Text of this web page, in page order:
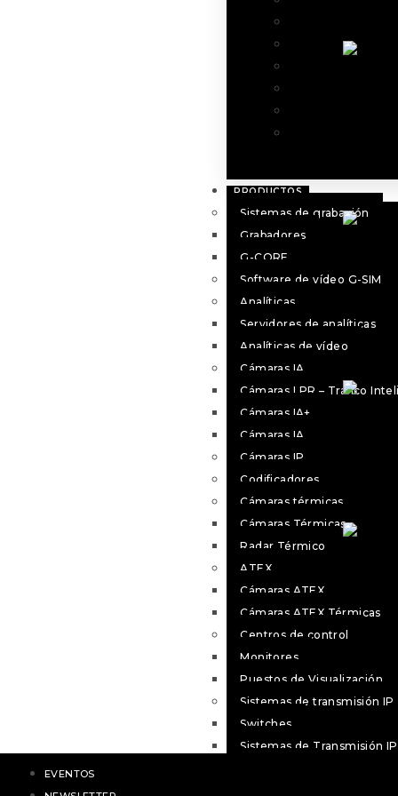
Centro
PRODUCTOS
Sistemas de grabación
Grabadores
G-CORE
Software de vídeo G-SIM
Analíticas
Servidores de analíticas
Analíticas de vídeo
Cámaras IA
Cámaras LPR – Tráfico
Cámaras IA+
Cámaras IA
Cámaras IP
Codificadores
Cámaras térmicas
Cámaras Térmicas
Radar Térmico
ATEX
Cámaras ATEX
Cámaras ATEX Térmicas
Centros de control
Monitores
Puestos de Visualización
Sistemas de transmisión IP
Switches
Sistemas de Transmisión IP
EVENTOS